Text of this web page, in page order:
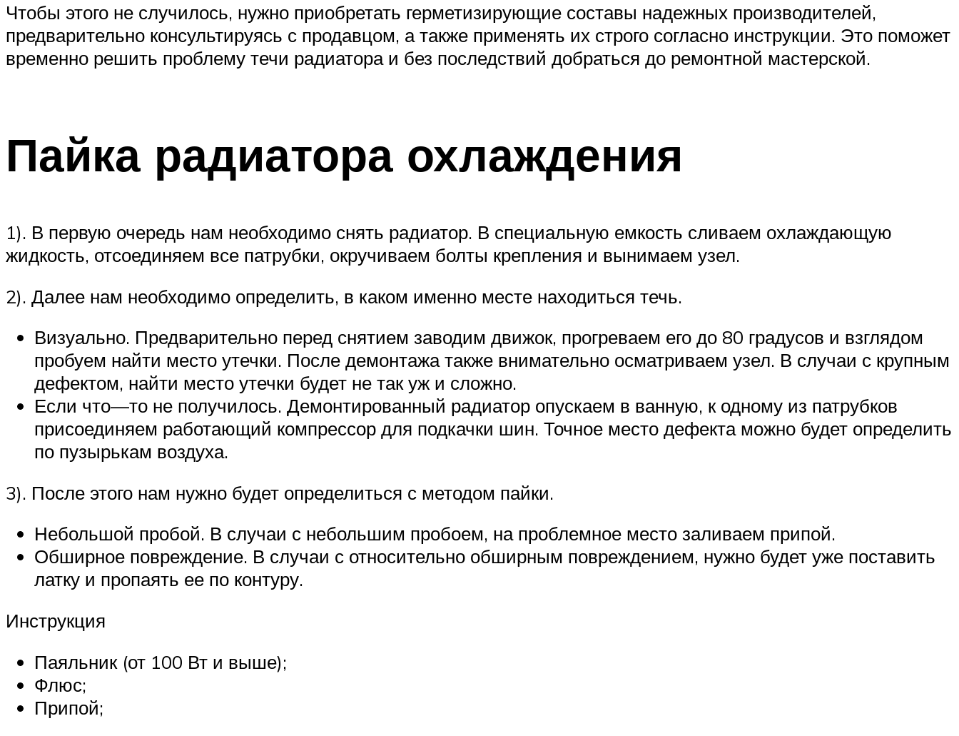
Чтобы этого не случилось, нужно приобретать герметизирующие составы надежных производителей,
предварительно консультируясь с продавцом, а также применять их строго согласно инструкции. Это поможет
временно решить проблему течи радиатора и без последствий добраться до ремонтной мастерской.
Пайка радиатора охлаждения
1). В первую очередь нам необходимо снять радиатор. В специальную емкость сливаем охлаждающую
жидкость, отсоединяем все патрубки, окручиваем болты крепления и вынимаем узел.
2). Далее нам необходимо определить, в каком именно месте находиться течь.
Визуально. Предварительно перед снятием заводим движок, прогреваем его до 80 градусов и взглядом
пробуем найти место утечки. После демонтажа также внимательно осматриваем узел. В случаи с крупным
дефектом, найти место утечки будет не так уж и сложно.
Если что—то не получилось. Демонтированный радиатор опускаем в ванную, к одному из патрубков
присоединяем работающий компрессор для подкачки шин. Точное место дефекта можно будет определить
по пузырькам воздуха.
3). После этого нам нужно будет определиться с методом пайки.
Небольшой пробой. В случаи с небольшим пробоем, на проблемное место заливаем припой.
Обширное повреждение. В случаи с относительно обширным повреждением, нужно будет уже поставить
латку и пропаять ее по контуру.
Инструкция
Паяльник (от 100 Вт и выше);
Флюс;
Припой;